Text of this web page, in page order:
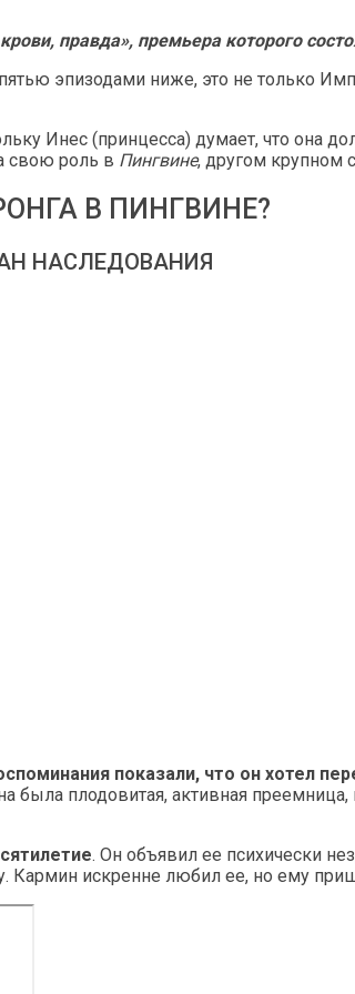
правда», премьера которого
эпизодами ниже, это не только
Инес (принцесса) думает, что она
свою роль в Пингвине, другом крупном
В ПИНГВИНЕ?
НАСЛЕДОВАНИЯ
показали, что он хотел
была плодовитая, активная преемница,
. Он объявил ее психически
Кармин искренне любил ее, но ему